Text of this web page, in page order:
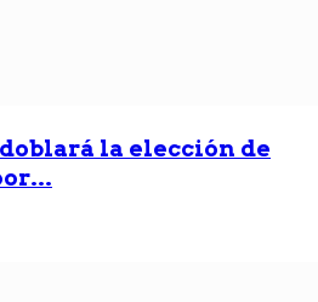
la elección de